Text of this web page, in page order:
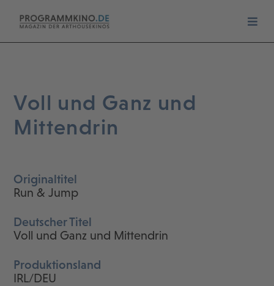
Voll und Ganz und
Mittendrin
Originaltitel
Run & Jump
Deutscher Titel
Voll und Ganz und Mittendrin
Produktionsland
IRL/DEU